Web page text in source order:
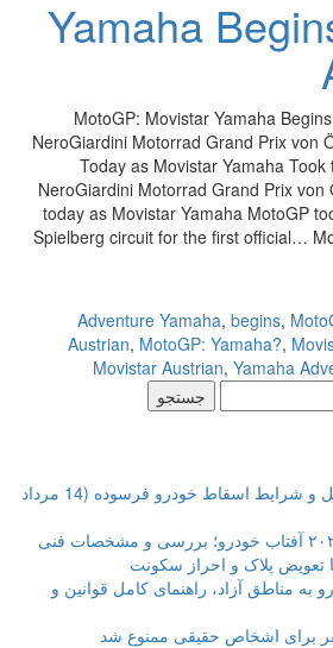
Yamaha
MotoGP: Movistar Yamaha
NeroGiardini Motorrad Grand Prix
Today as Movistar Yamaha
NeroGiardini Motorrad Grand Prix
today as Movistar Yamaha MotoGP
Spielberg circuit for the first official…
Adventure Yamaha,begins,
Austrian,MotoGP: Yamaha?,
Movistar Austrian,Yamaha
راهنمای کامل مراحل و شرایط اسقاط خودرو فرسوده (14 مرداد
پلاک و احراز سکونت
مناطق آزاد، راهنمای کامل قوانین و
اشخاص حقیقی ممنوع شد